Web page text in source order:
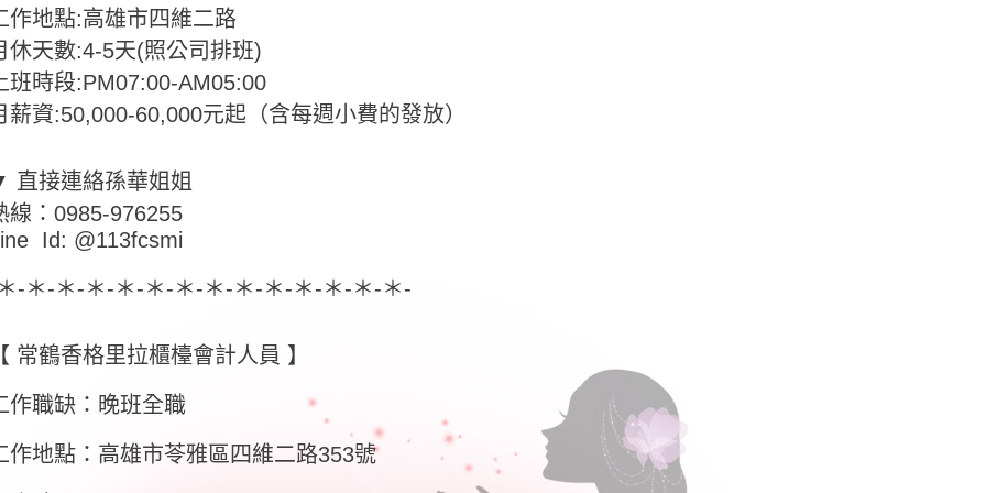
作地點:高雄市四維二路
休天數:4-5天(照公司排班)
班時段:PM07:00-AM05:00
薪資:50,000-60,000元起（含每週小費的發放）
直接連絡孫華姐姐
線：0985-976255
Id: @113fcsmi
-＊-＊-＊-＊-＊-＊-＊-＊-＊-＊-＊-＊-＊-
常鶴香格里拉櫃檯會計人員 】
作職缺：晚班全職
作地點：高雄市苓雅區四維二路353號